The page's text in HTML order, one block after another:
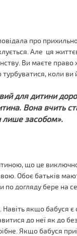
про
Але ця
Ви маєте право
коли ви
для дитини
Вона вчить
лише засобом».
що це
Обоє батьків
по догляду бере на
якщо бабуся є
до неї як до
Якщо бабуся